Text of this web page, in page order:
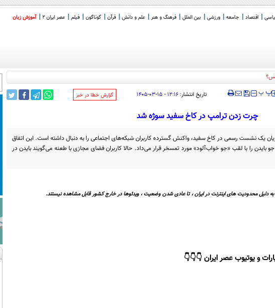
اقتصاد جامعه ورزشی بین الملل فرهنگ و هنر علم و دانش قرآن گوناگون فیلم عصر ایران 2 آموزش زبان
‍‍‍ پپ تاریخ انتشار: ۱۲:۱۶ - ۱۵-۰۳-۱۴۰۵ ‌گزارش خطا در خبر
چرت زدن ترامپ در کاخ سفید سوژه شد
یک نشست رسمی در کاخ سفید، واکنش گسترده کاربران شبکه‌های اجتماعی را به دنبال داشته است. این اتفاق
را با لقب «جو خواب‌آلود» مورد تمسخر قرار می‌داد. حالا کاربران فضای مجازی با طعنه می‌گویند بایدن در
دلیل محدودیت های اینترنت در ایران ، تا عادی شدن وضعیت ، ویدئوها در خارج کشور قابل مشاهده نیستند.
و یوتیوب عصر ایران 👇👇👇